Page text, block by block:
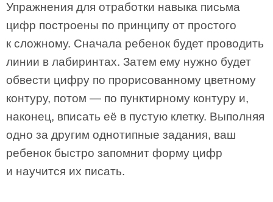
Упражнения для отработки навыка письма
цифр построены по принципу от простого
к сложному. Сначала ребенок будет проводить
линии в лабиринтах. Затем ему нужно будет
обвести цифру по прорисованному цветному
контуру, потом — по пунктирному контуру и,
наконец, вписать её в пустую клетку. Выполняя
одно за другим однотипные задания, ваш
ребенок быстро запомнит форму цифр
и научится их писать.